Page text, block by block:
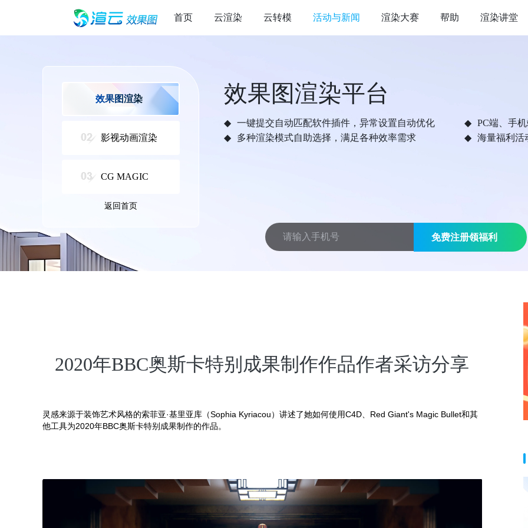
首页 云渲染 云转模 活动与新闻 渲染大赛 帮助 渲染讲堂
效果图渲染
影视动画渲染
CG MAGIC
返回首页
效果图渲染平台
一键提交自动匹配软件插件，异常设置自动优化
PC端、手
多种渲染模式自助选择，满足各种效率需求
海量福利活
免费注册领福利
2020年BBC奥斯卡特别成果制作作品作者采访分享
灵感来源于装饰艺术风格的索菲亚·基里亚库（Sophia Kyriacou）讲述了她如何使用C4D、Red Giant's Magic Bullet和其
他工具为2020年BBC奥斯卡特别成果制作的作品。